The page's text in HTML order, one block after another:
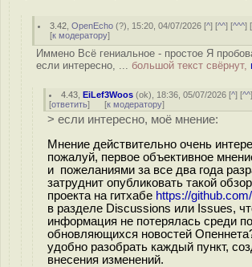
3.42 ,OpenEcho (?), 15:20, 04/07/2026 [^] [^^] [^^^] [
[к модератору]
Иммено Всё гениальное - простое Я
если интересно, ... большой текст свёрнут,
4.43 ,EiLef3Woos (ok), 18:36, 05/07/2026 [^] [^^
[ответить] [к модератору]
> если интересно, моё мнение:
Мнение действительно очень
пожалуй, первое объективное
и пожеланиями за все два года
затруднит опубликовать такой
проекта на гитхабе https://
в разделе Discussions или Issues,
информация не потерялась среди
обновляющихся новостей
удобно разобрать каждый пункт,
внесения изменений.